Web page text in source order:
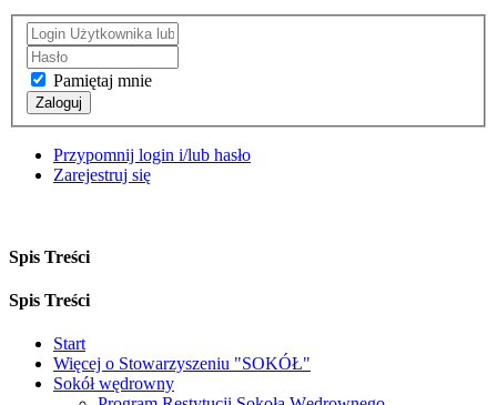
Pamiętaj mnie
Zaloguj
Przypomnij login i/lub hasło
Zarejestruj się
Spis Treści
Spis Treści
Start
Więcej o Stowarzyszeniu "SOKÓŁ"
Sokół wędrowny